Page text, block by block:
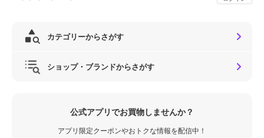
カテゴリーからさがす
ショップ・ブランドからさがす
公式アプリでお買物しませんか？
アプリ限定クーポンやおトクな情報を配信中！